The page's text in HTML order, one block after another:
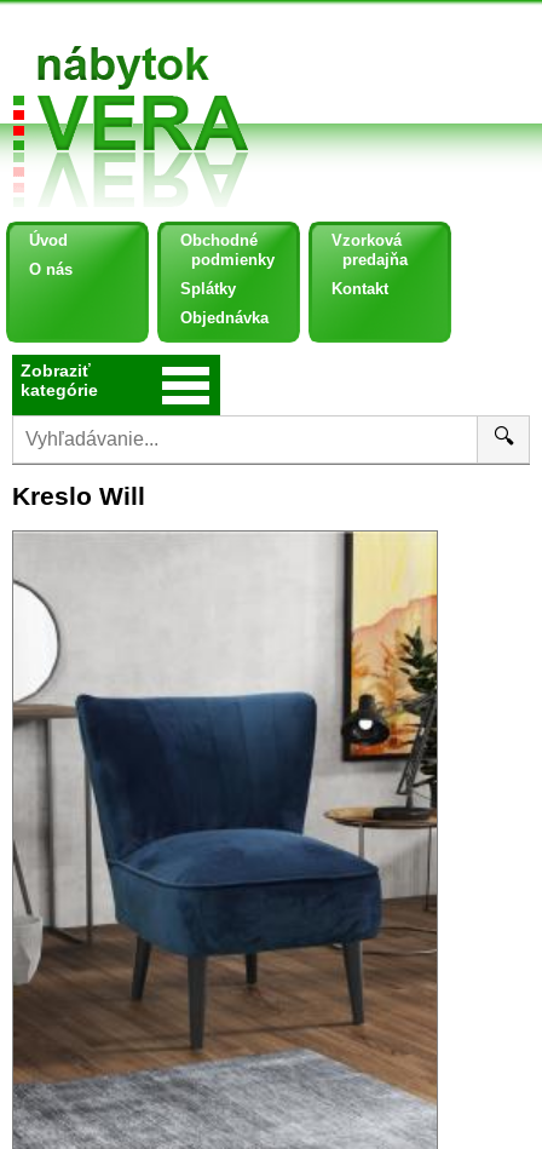
Úvod
O nás
Obchodné
podmienky
Splátky
Objednávka
Vzorková
predajňa
Kontakt
Zobraziť
kategórie
🔍
Kreslo Will